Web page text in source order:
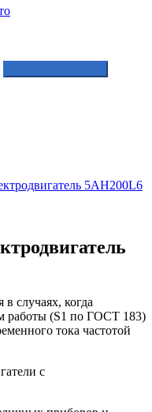
5АН200L6
случаях, когда
работы (S1 по ГОСТ 183)
тока частотой
с